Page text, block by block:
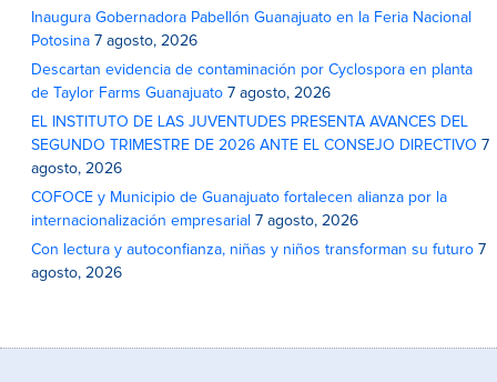
Inaugura Gobernadora Pabellón Guanajuato en la Feria Nacional
Potosina 7 agosto, 2026
Descartan evidencia de contaminación por Cyclospora en planta
de Taylor Farms Guanajuato 7 agosto, 2026
EL INSTITUTO DE LAS JUVENTUDES PRESENTA AVANCES DEL
SEGUNDO TRIMESTRE DE 2026 ANTE EL CONSEJO DIRECTIVO 7
agosto, 2026
COFOCE y Municipio de Guanajuato fortalecen alianza por la
internacionalización empresarial 7 agosto, 2026
Con lectura y autoconfianza, niñas y niños transforman su futuro 7
agosto, 2026